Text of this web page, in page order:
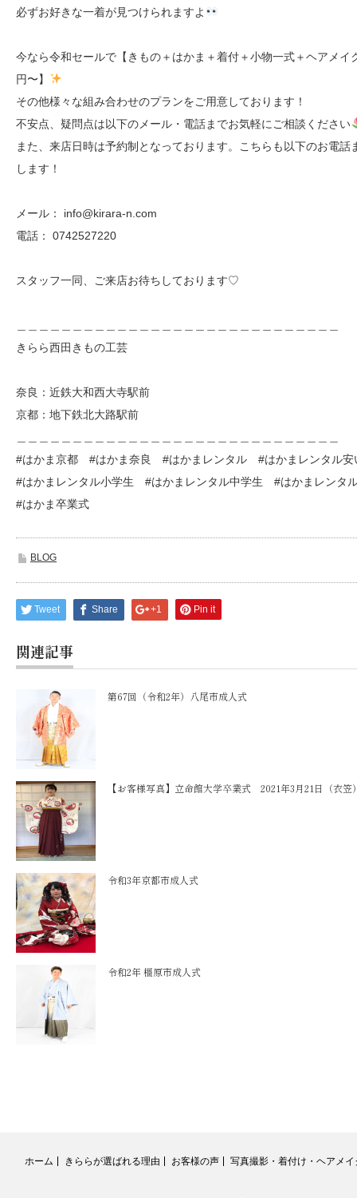
必ずお好きな一着が見つけられますよ
今なら令和セールで【きもの＋はかま＋着付＋小物一式＋ヘアメイ
円〜】
その他様々な組み合わせのプランをご用意しております！
不安点、疑問点は以下のメール・電話までお気軽にご相談ください
また、来店日時は予約制となっております。こちらも以下のお電話
します！
メール： info@kirara-n.com
電話： 0742527220
スタッフ一同、ご来店お待ちしております♡
きらら西田きもの工芸
奈良：近鉄大和西大寺駅前
京都：地下鉄北大路駅前
#はかま京都 #はかま奈良 #はかまレンタル #はかまレンタル安
#はかまレンタル小学生 #はかまレンタル中学生 #はかまレンタ
#はかま卒業式
BLOG
Tweet Share +1 Pin it
関連記事
第67回（令和2年）八尾市成人式
【お客様写真】立命館大学卒業式 2021年3月21日（衣笠
令和3年京都市成人式
令和2年 橿原市成人式
ホーム きららが選ばれる理由 お客様の声 写真撮影・着付け・ヘアメイ